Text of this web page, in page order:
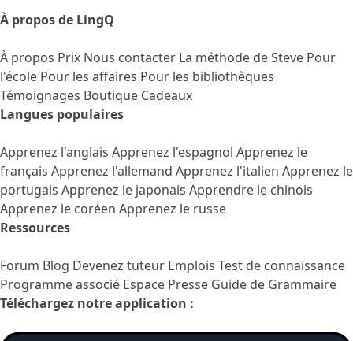
À propos de LingQ
À propos Prix Nous contacter La méthode de Steve Pour
l'école Pour les affaires Pour les bibliothèques
Témoignages Boutique Cadeaux
Langues populaires
Apprenez l'anglais Apprenez l'espagnol Apprenez le
français Apprenez l'allemand Apprenez l'italien Apprenez le
portugais Apprenez le japonais Apprendre le chinois
Apprenez le coréen Apprenez le russe
Ressources
Forum Blog Devenez tuteur Emplois Test de connaissance
Programme associé Espace Presse Guide de Grammaire
Téléchargez notre application :